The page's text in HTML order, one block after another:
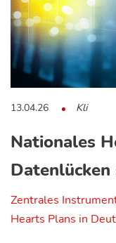
13.04.26 Kli
Nationales
Datenlücken
Zentrales
Hearts Plans in